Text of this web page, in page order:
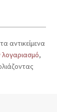
αντικείμενα
λογαριασμό,